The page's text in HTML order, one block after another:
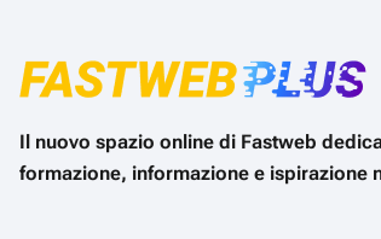
Il nuovo spazio online di Fastweb
formazione, informazione e ispirazione